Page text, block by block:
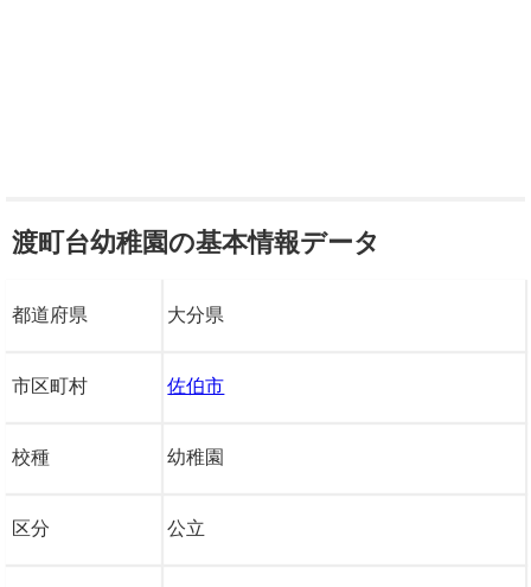
渡町台幼稚園の基本情報データ
都道府県 大分県
市区町村 佐伯市
校種 幼稚園
区分 公立